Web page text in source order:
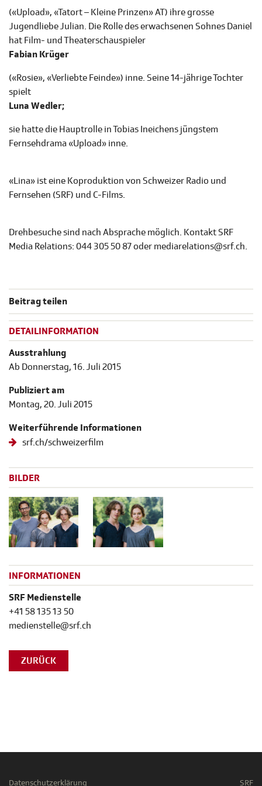
(«Upload», «Tatort – Kleine Prinzen» AT) ihre grosse
Jugendliebe Julian. Die Rolle des erwachsenen Sohnes Daniel
hat Film- und Theaterschauspieler
Fabian Krüger
(«Rosie», «Verliebte Feinde») inne. Seine 14-jährige Tochter
spielt
Luna Wedler;
sie hatte die Hauptrolle in Tobias Ineichens jüngstem
Fernsehdrama «Upload» inne.
«Lina» ist eine Koproduktion von Schweizer Radio und
Fernsehen (SRF) und C-Films.
Drehbesuche sind nach Absprache möglich. Kontakt SRF
Media Relations: 044 305 50 87 oder mediarelations@srf.ch.
Beitrag teilen
DETAILINFORMATION
Ausstrahlung
Ab Donnerstag, 16. Juli 2015
Publiziert am
Montag, 20. Juli 2015
Weiterführende Informationen
srf.ch/schweizerfilm
BILDER
INFORMATIONEN
SRF Medienstelle
+41 58 135 13 50
medienstelle@srf.ch
ZURÜCK
Datenschutzerklärung SRF